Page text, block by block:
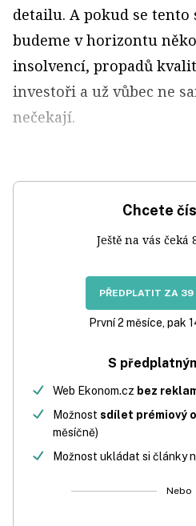
detailu. A pokud se tento
budeme v horizontu
insolvencí, propadů
investoři a už vůbec ne
nečekají.
Chcete
Ještě na vás čeká
PŘEDPLATIT ZA 39
První 2 měsíce, pak
S
Web Ekonom.cz bez
Možnost sdílet prémiový
měsíčně)
Možnost ukládat si články
Nebo